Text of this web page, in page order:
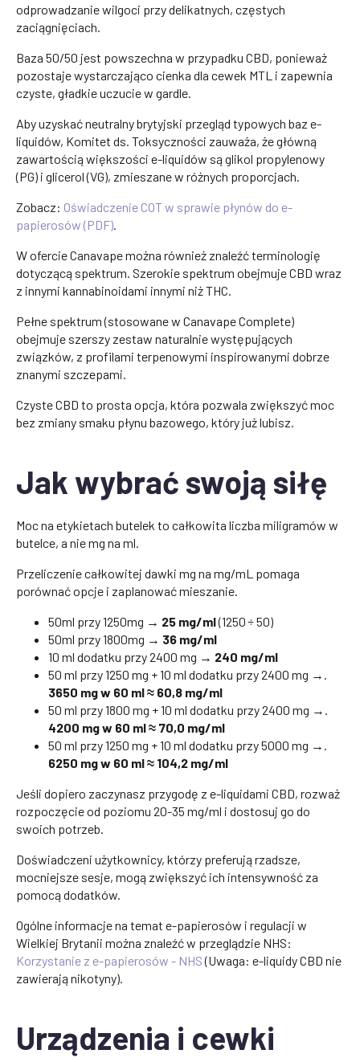
odprowadzanie wilgoci przy delikatnych, częstych
zaciągnięciach.
Baza 50/50 jest powszechna w przypadku CBD, ponieważ
pozostaje wystarczająco cienka dla cewek MTL i zapewnia
czyste, gładkie uczucie w gardle.
Aby uzyskać neutralny brytyjski przegląd typowych baz e-
liquidów, Komitet ds. Toksyczności zauważa, że główną
zawartością większości e-liquidów są glikol propylenowy
(PG) i glicerol (VG), zmieszane w różnych proporcjach.
Zobacz: Oświadczenie COT w sprawie płynów do e-
papierosów (PDF).
W ofercie Canavape można również znaleźć terminologię
dotyczącą spektrum. Szerokie spektrum obejmuje CBD wraz
z innymi kannabinoidami innymi niż THC.
Pełne spektrum (stosowane w Canavape Complete)
obejmuje szerszy zestaw naturalnie występujących
związków, z profilami terpenowymi inspirowanymi dobrze
znanymi szczepami.
Czyste CBD to prosta opcja, która pozwala zwiększyć moc
bez zmiany smaku płynu bazowego, który już lubisz.
Jak wybrać swoją siłę
Moc na etykietach butelek to całkowita liczba miligramów w
butelce, a nie mg na ml.
Przeliczenie całkowitej dawki mg na mg/mL pomaga
porównać opcje i zaplanować mieszanie.
50ml przy 1250mg → 25 mg/ml(1250 ÷ 50)
50ml przy 1800mg → 36 mg/ml
10 ml dodatku przy 2400 mg → 240 mg/ml
50 ml przy 1250 mg + 10 ml dodatku przy 2400 mg →.
3650 mg w 60 ml ≈ 60,8 mg/ml
50 ml przy 1800 mg + 10 ml dodatku przy 2400 mg →.
4200 mg w 60 ml ≈ 70,0 mg/ml
50 ml przy 1250 mg + 10 ml dodatku przy 5000 mg →.
6250 mg w 60 ml ≈ 104,2 mg/ml
Jeśli dopiero zaczynasz przygodę z e-liquidami CBD, rozważ
rozpoczęcie od poziomu 20-35 mg/ml i dostosuj go do
swoich potrzeb.
Doświadczeni użytkownicy, którzy preferują rzadsze,
mocniejsze sesje, mogą zwiększyć ich intensywność za
pomocą dodatków.
Ogólne informacje na temat e-papierosów i regulacji w
Wielkiej Brytanii można znaleźć w przeglądzie NHS:
Korzystanie z e-papierosów - NHS(Uwaga: e-liquidy CBD nie
zawierają nikotyny).
Urządzenia i cewki